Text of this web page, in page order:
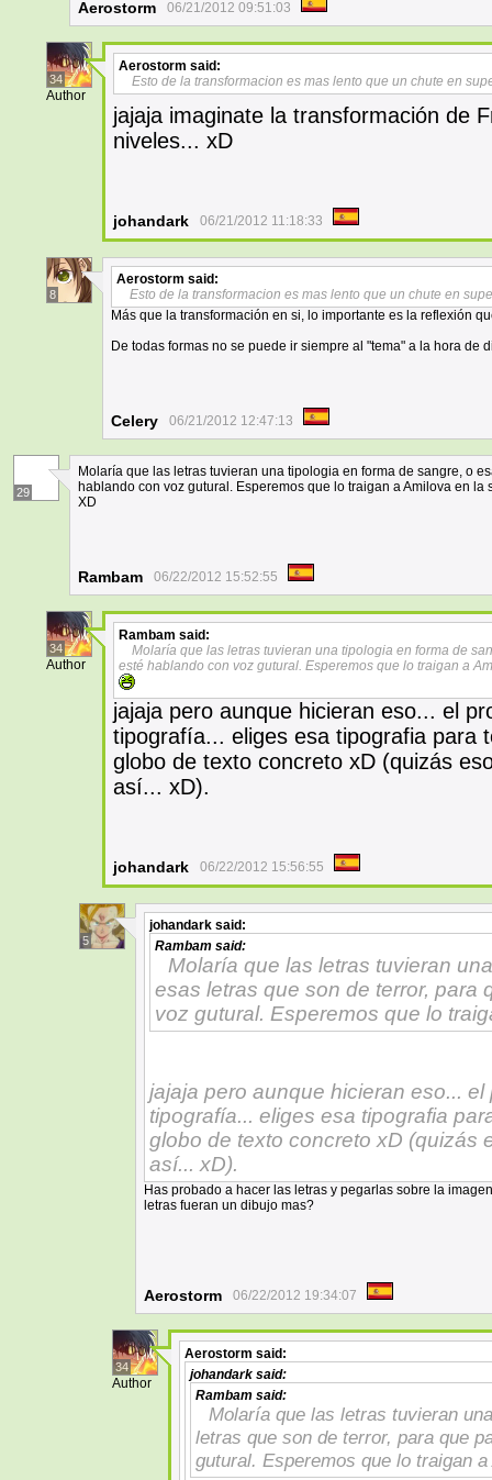
Aerostorm 06/21/2012 09:51:03
34
Author
Aerostorm said:
Esto de la transformacion es mas lento que un chute en
jajaja imaginate la transformación de
niveles... xD
johandark 06/21/2012 11:18:33
8
Aerostorm said:
Esto de la transformacion es mas lento que un chute en
Más que la transformación en si, lo importante es la reflexión
De todas formas no se puede ir siempre al "tema" a la hora de
Celery 06/21/2012 12:47:13
29
Molaría que las letras tuvieran una tipologia en forma de sangre, o
hablando con voz gutural. Esperemos que lo traigan a Amilova en la
XD
Rambam 06/22/2012 15:52:55
34
Author
Rambam said:
Molaría que las letras tuvieran una tipologia en forma de
esté hablando con voz gutural. Esperemos que lo traigan a
jajaja pero aunque hicieran eso... el
tipografía... eliges esa tipografia para
globo de texto concreto xD (quizás
así... xD).
johandark 06/22/2012 15:56:55
5
johandark said:
Rambam said:
Molaría que las letras tuvieran
esas letras que son de terror, para
voz gutural. Esperemos que lo
jajaja pero aunque hicieran eso...
tipografía... eliges esa tipografia
globo de texto concreto xD (quizás
así... xD).
Has probado a hacer las letras y pegarlas sobre la
letras fueran un dibujo mas?
Aerostorm 06/22/2012 19:34:07
34
Author
Aerostorm said:
johandark said:
Rambam said:
Molaría que las letras tuvieran
letras que son de terror, para que
gutural. Esperemos que lo traigan